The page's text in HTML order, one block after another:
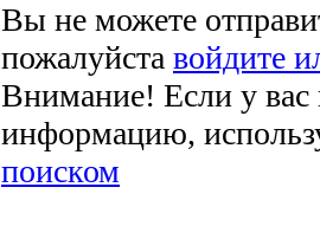
Вы не можете
пожалуйста войдите
Внимание! Если у
информацию,
поиском